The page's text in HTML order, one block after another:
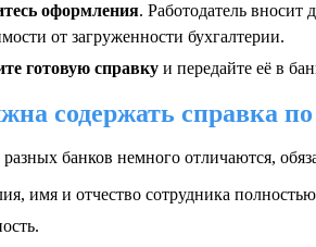
оформления. Работодатель вносит
от загруженности бухгалтерии.
готовую справку и передайте её в
содержать справка
банков немного отличаются,
имя и отчество сотрудника